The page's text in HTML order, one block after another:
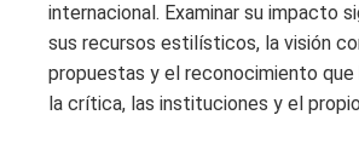
internacional. Examinar su impacto
sus recursos estilísticos, la visión
propuestas y el reconocimiento que
la crítica, las instituciones y el